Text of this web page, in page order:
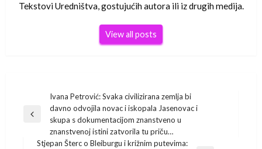
Tekstovi Uredništva, gostujućih autora ili iz drugih medija.
View all posts
Navigacija
objava
Previous
Ivana Petrović: Svaka civilizirana zemlja bi
davno odvojila novac i iskopala Jasenovac i
skupa s dokumentacijom znanstveno u
znanstvenoj istini zatvorila tu priču…
Stjepan Šterc o Bleiburgu i križnim putevima: